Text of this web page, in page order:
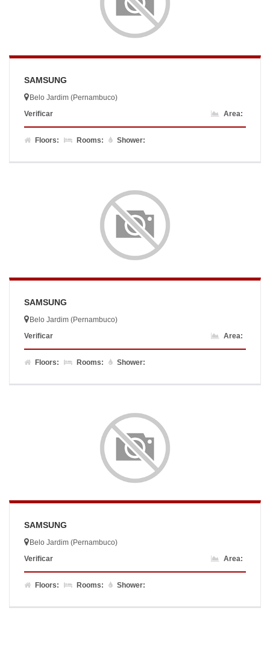
SAMSUNG
Belo Jardim (Pernambuco)
Verificar
Area:
Floors: Rooms: Shower:
SAMSUNG
Belo Jardim (Pernambuco)
Verificar
Area:
Floors: Rooms: Shower:
SAMSUNG
Belo Jardim (Pernambuco)
Verificar
Area:
Floors: Rooms: Shower: